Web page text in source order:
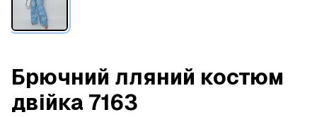
Брючний лляний костюм
двійка 7163